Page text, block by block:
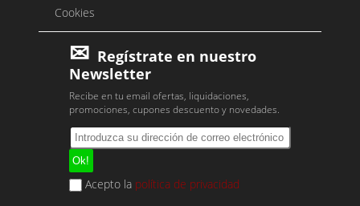
Cookies
Regístrate en nuestro
Newsletter
Recibe en tu email ofertas, liquidaciones,
promociones, cupones descuento y novedades.
Acepto la política de privacidad